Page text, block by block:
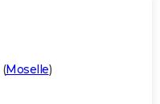
(Moselle)